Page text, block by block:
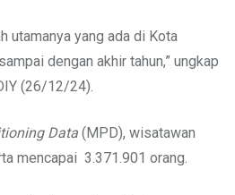
utamanya yang ada di Kota
dengan akhir tahun,” ungkap
(26/12/24).
Data (MPD), wisatawan
mencapai 3.371.901 orang.